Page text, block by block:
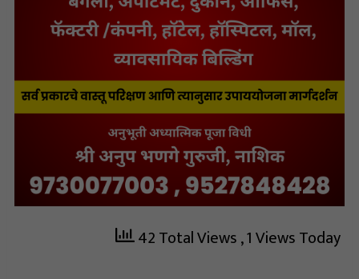
42 Total Views, 1 Views Today